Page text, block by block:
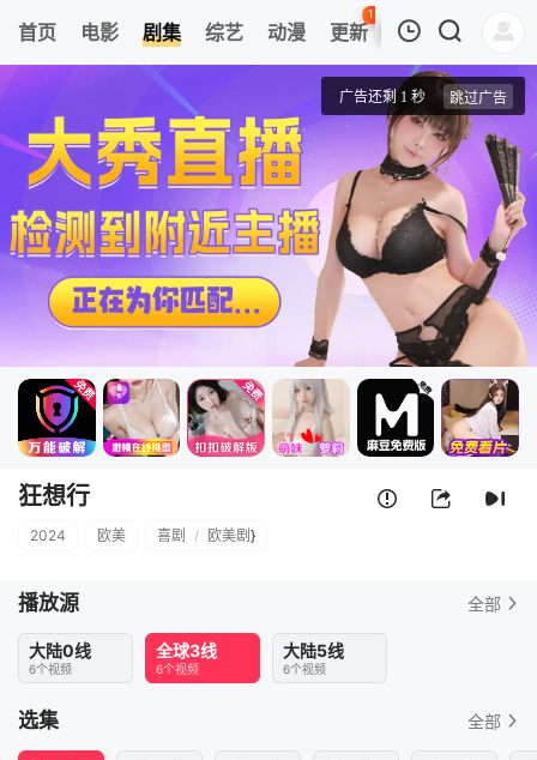
首页 电影 剧集 综艺 动漫 更新
121
热榜 APP
我的观影记录
第01集
狂想行
清空
狂想行
2024 欧美 喜剧 / 欧美剧}
播放源 全部
大陆0线
6个视频
全球3线
6个视频
大陆5线
6个视频
选集 全部